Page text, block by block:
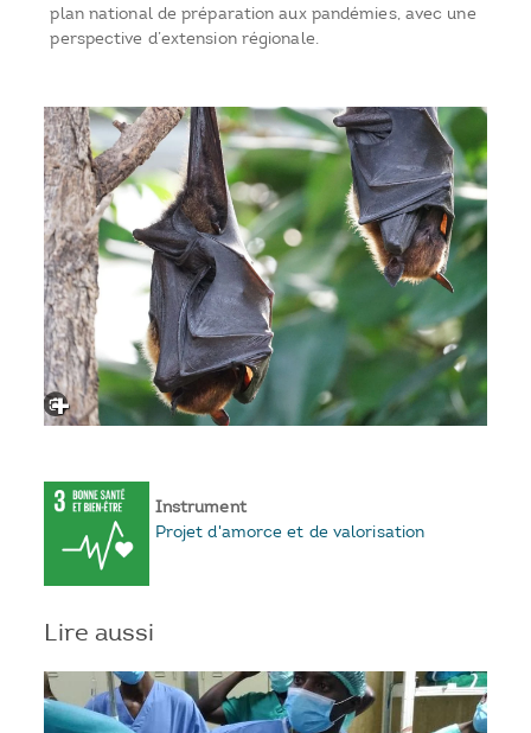
plan national de préparation aux pandémies, avec une
perspective d’extension régionale.
Instrument
Projet d'amorce et de valorisation
Lire aussi